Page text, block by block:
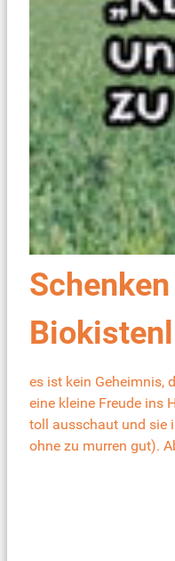
es ist kein Geheimnis,
eine kleine Freude ins
toll ausschaut und sie
ohne zu murren gut).